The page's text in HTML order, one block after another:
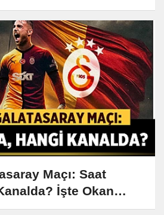
Maçı: Saat
İşte Okan
11'i